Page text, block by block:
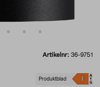
Artikelnr: 36-9751
Produktblad